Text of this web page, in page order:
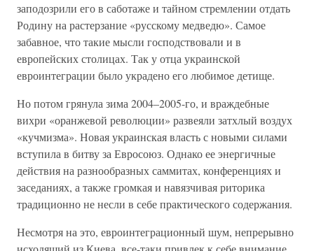
заподозрили его в саботаже и тайном стремлении отдать
Родину на растерзание «русскому медведю». Самое
забавное, что такие мысли господствовали и в
европейских столицах. Так у отца украинской
евроинтеграции было украдено его любимое детище.
Но потом грянула зима 2004–2005-го, и враждебные
вихри «оранжевой революции» развеяли затхлый воздух
«кучмизма». Новая украинская власть с новыми силами
вступила в битву за Евросоюз. Однако ее энергичные
действия на разнообразных саммитах, конференциях и
заседаниях, а также громкая и навязчивая риторика
традиционно не несли в себе практического содержания.
Несмотря на это, евроинтеграционный шум, непрерывно